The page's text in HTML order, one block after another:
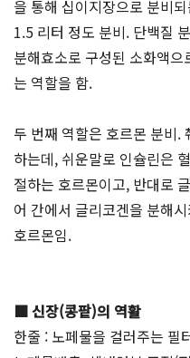
을 통해 십이지장으로 분비
1.5 리터 정도 분비. 단백질
분해효소로 구성된 소화액
는 역할을 함.
두 번째 역할은 호르몬 분비.
하는데, 쉬운말로 인슐린은
절하는 호르몬이고, 반대로
어 간에서 글리코겐을 분해
호르몬임.
■ 신장(콩팥)의 역활
한줄 : 노페물을 걸러주는 필